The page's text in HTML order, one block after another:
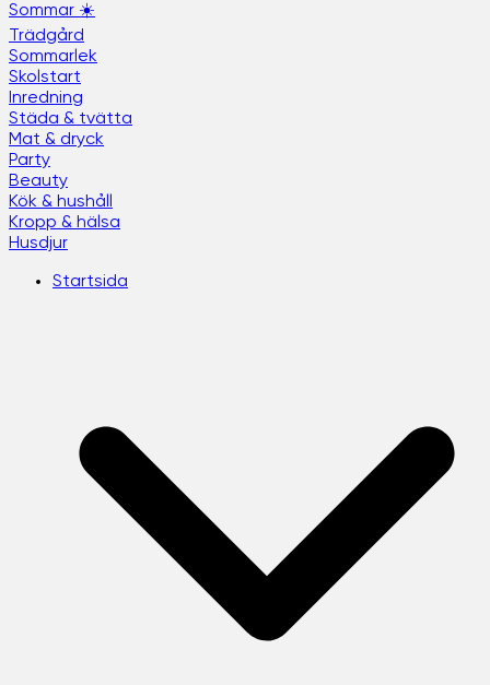
Sommar ☀️
Trädgård
Sommarlek
Skolstart
Inredning
Städa & tvätta
Mat & dryck
Party
Beauty
Kök & hushåll
Kropp & hälsa
Husdjur
Startsida